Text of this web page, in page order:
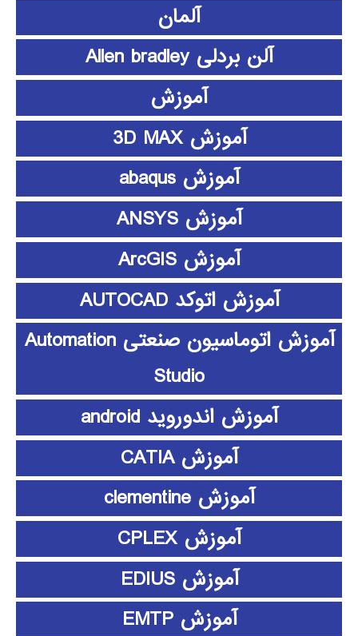
آلمان
آلن بردلی Allen bradley
آموزش
آموزش 3D MAX
آموزش abaqus
آموزش ANSYS
آموزش ArcGIS
آموزش اتوکد AUTOCAD
آموزش اتوماسیون صنعتی Automation
Studio
آموزش اندوروید android
آموزش CATIA
آموزش clementine
آموزش CPLEX
آموزش EDIUS
آموزش EMTP